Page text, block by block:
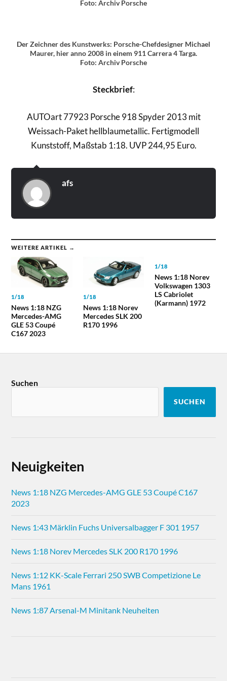
Foto: Archiv Porsche
Der Zeichner des Kunstwerks: Porsche-Chefdesigner Michael
Maurer, hier anno 2008 in einem 911 Carrera 4 Targa.
Foto: Archiv Porsche
Steckbrief:
AUTOart 77923 Porsche 918 Spyder 2013 mit
Weissach-Paket hellblaumetallic. Fertigmodell
Kunststoff, Maßstab 1:18. UVP 244,95 Euro.
afs
WEITERE ARTIKEL →
1/18
News 1:18 NZG
Mercedes-AMG
GLE 53 Coupé
C167 2023
1/18
News 1:18 Norev
Mercedes SLK 200
R170 1996
1/18
News 1:18 Norev
Volkswagen 1303
LS Cabriolet
(Karmann) 1972
Suchen
SUCHEN
Neuigkeiten
News 1:18 NZG Mercedes-AMG GLE 53 Coupé C167
2023
News 1:43 Märklin Fuchs Universalbagger F 301 1957
News 1:18 Norev Mercedes SLK 200 R170 1996
News 1:12 KK-Scale Ferrari 250 SWB Competizione Le
Mans 1961
News 1:87 Arsenal-M Minitank Neuheiten